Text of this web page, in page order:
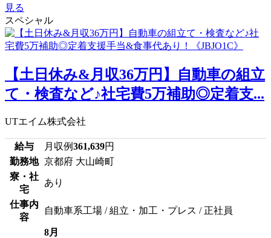
見る
スペシャル
【土日休み&月収36万円】自動車の組立
て・検査など♪社宅費5万補助◎定着支...
UTエイム株式会社
給与 月収例361,639円
勤務地 京都府 大山崎町
寮・社
宅
あり
仕事内
容
自動車系工場 / 組立・加工・プレス / 正社員
8月